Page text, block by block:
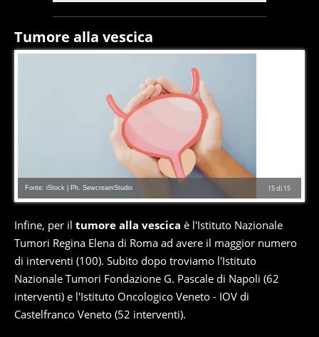
Tumore alla vescica
15di 15
Fonte: iStock | Ph. SewcreamStudio
Infine, per il tumore alla vescica è l'Istituto Nazionale
Tumori Regina Elena di Roma ad avere il maggior numero
di interventi (100). Subito dopo troviamo l'Istituto
Nazionale Tumori Fondazione G. Pascale di Napoli (62
interventi) e l'Istituto Oncologico Veneto - IOV di
Castelfranco Veneto (52 interventi).